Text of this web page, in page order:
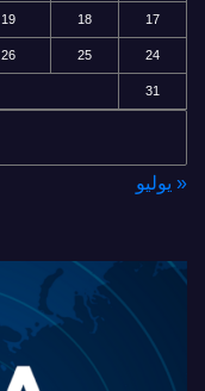
17
18
19
24
25
26
31
« يوليو